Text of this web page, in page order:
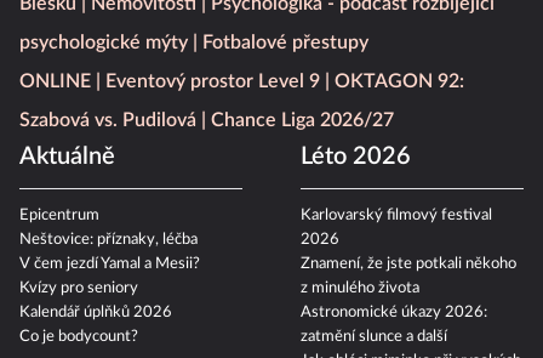
Blesku
Nemovitosti
Psychologika - podcast rozbíjející
psychologické mýty
Fotbalové přestupy
ONLINE
Eventový prostor Level 9
OKTAGON 92:
Szabová vs. Pudilová
Chance Liga 2026/27
Aktuálně
Epicentrum
Neštovice: příznaky, léčba
V čem jezdí Yamal a Mesii?
Kvízy pro seniory
Kalendář úplňků 2026
Co je bodycount?
Léto 2026
Karlovarský filmový festival
2026
Znamení, že jste potkali někoho
z minulého života
Astronomické úkazy 2026:
zatmění slunce a další